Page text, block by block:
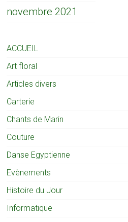
novembre 2021
ACCUEIL
Art floral
Articles divers
Carterie
Chants de Marin
Couture
Danse Egyptienne
Evènements
Histoire du Jour
Informatique